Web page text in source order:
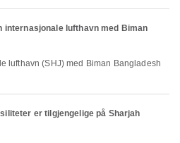
internasjonale lufthavn med Biman
er tilgjengelige på Sharjah